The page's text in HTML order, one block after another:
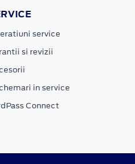
service
si revizii
in service
Connect